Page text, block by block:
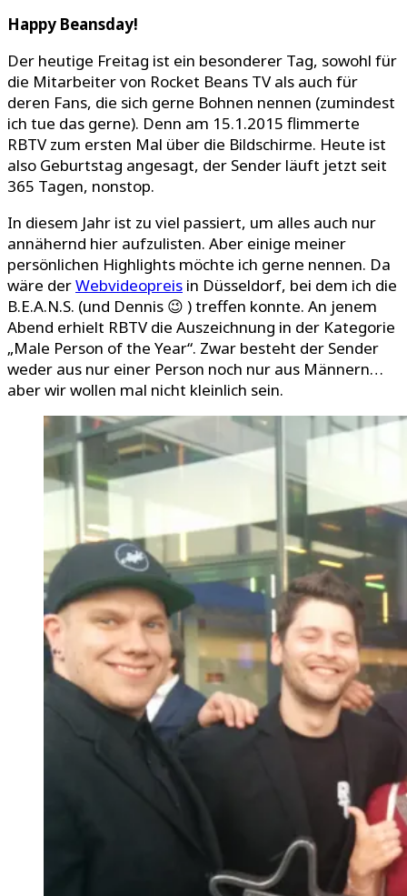
Happy Beansday!
Der heutige Freitag ist ein besonderer Tag, sowohl für
die Mitarbeiter von Rocket Beans TV als auch für
deren Fans, die sich gerne Bohnen nennen (zumindest
ich tue das gerne). Denn am 15.1.2015 flimmerte
RBTV zum ersten Mal über die Bildschirme. Heute ist
also Geburtstag angesagt, der Sender läuft jetzt seit
365 Tagen, nonstop.
In diesem Jahr ist zu viel passiert, um alles auch nur
annähernd hier aufzulisten. Aber einige meiner
persönlichen Highlights möchte ich gerne nennen. Da
wäre derWebvideopreis in Düsseldorf, bei dem ich die
B.E.A.N.S. (und Dennis 😉 ) treffen konnte. An jenem
Abend erhielt RBTV die Auszeichnung in der Kategorie
„Male Person of the Year“. Zwar besteht der Sender
weder aus nur einer Person noch nur aus Männern…
aber wir wollen mal nicht kleinlich sein.